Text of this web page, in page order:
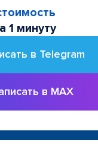
1 минуту
в Telegram
в MAX